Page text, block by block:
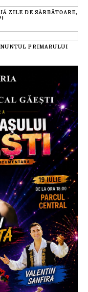
ZILE DE SĂRBĂTOARE,
PRIMARULUI